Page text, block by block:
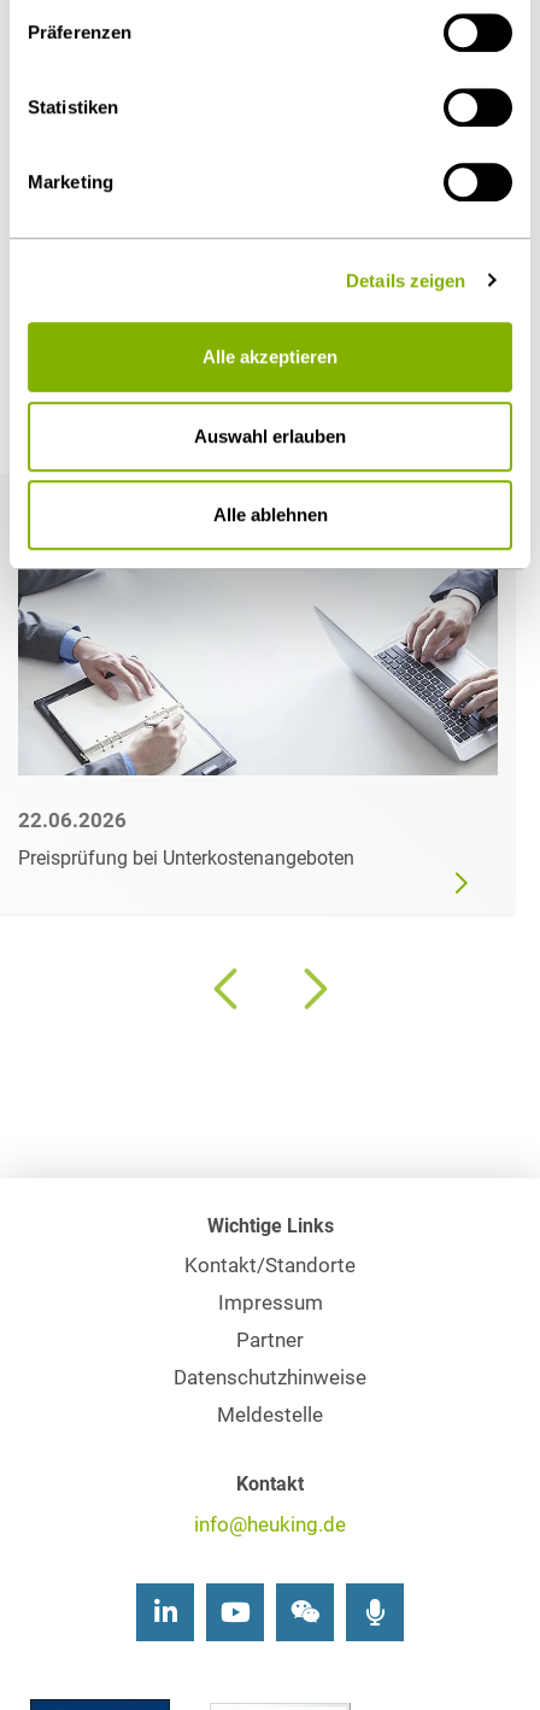
auszuschließen ist. Sie können Ihre Einwilligung jederzeit
über dieCookie-Einstellungen
widerrufen oder ändern.
Präferenzen
Statistiken
Marketing
Details zeigen
Alle akzeptieren
Auswahl erlauben
Alle ablehnen
Öffentlicher Sektor und Vergabe
Weitere Artikel
22.06.2026
Preisprüfung bei Unterkostenangeboten
Wichtige Links
Kontakt/Standorte
Impressum
Partner
Datenschutzhinweise
Meldestelle
Kontakt
info@heuking.de
LinkedInYoutubeWechat